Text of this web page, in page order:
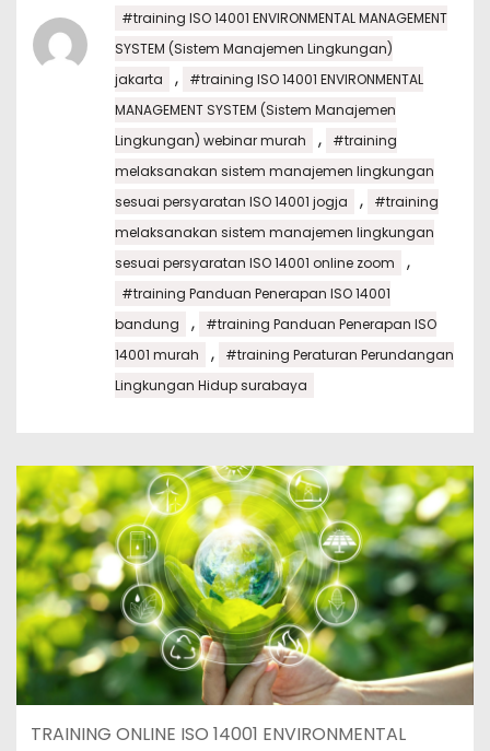
#training ISO 14001 ENVIRONMENTAL MANAGEMENT
SYSTEM (Sistem Manajemen Lingkungan)
jakarta
,
#training ISO 14001 ENVIRONMENTAL
MANAGEMENT SYSTEM (Sistem Manajemen
Lingkungan) webinar murah
,
#training
melaksanakan sistem manajemen lingkungan
sesuai persyaratan ISO 14001 jogja
,
#training
melaksanakan sistem manajemen lingkungan
sesuai persyaratan ISO 14001 online zoom
,
#training Panduan Penerapan ISO 14001
bandung
,
#training Panduan Penerapan ISO
14001 murah
,
#training Peraturan Perundangan
Lingkungan Hidup surabaya
TRAINING ONLINE ISO 14001 ENVIRONMENTAL